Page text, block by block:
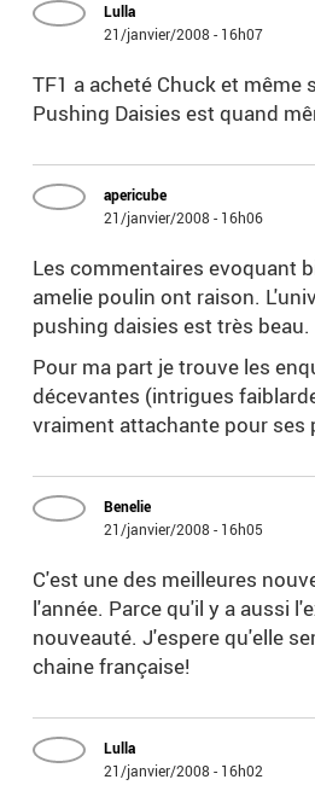
Lulla
21/janvier/2008 - 16h07
TF1 a acheté Chuck et même
Pushing Daisies est quand
apericube
21/janvier/2008 - 16h06
Les commentaires evoquant
amelie poulin ont raison.
pushing daisies est très beau.
Pour ma part je trouve les
décevantes (intrigues
vraiment attachante pour ses
Benelie
21/janvier/2008 - 16h05
C'est une des meilleures
l'année. Parce qu'il y a aussi
nouveauté. J'espere qu'elle
chaine française!
Lulla
21/janvier/2008 - 16h02